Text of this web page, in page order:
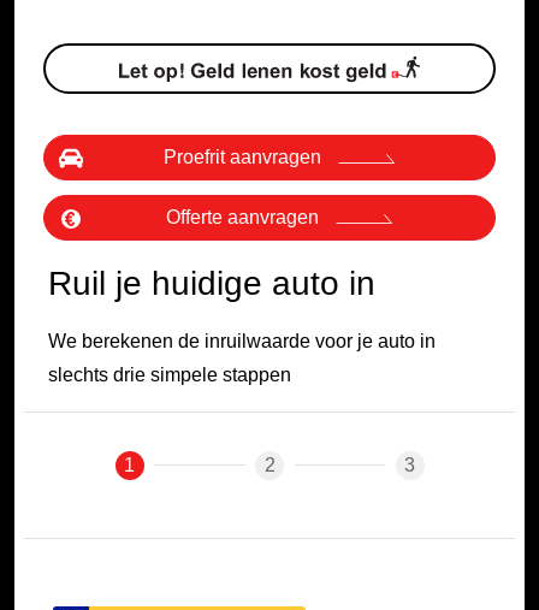
Proefrit aanvragen
Offerte aanvragen